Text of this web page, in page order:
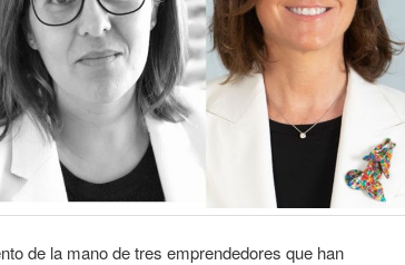
de la mano de tres emprendedores que han